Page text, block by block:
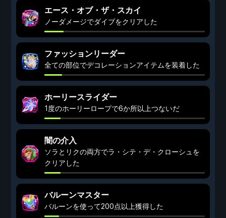
エース・オブ・ザ・スカイ
ノーダメージでダイブをクリアした
ファッションリーダー
全ての部位でデコレーションアイテムを装着した
ホーリースライダー
1度のホーリーロープで6か所以上つないだ
闇の介入
ソラとリクの両方でラ・シテ・デ・クローシュを
クリアした
バルーンマスター
バルーンを使って200点以上獲得した